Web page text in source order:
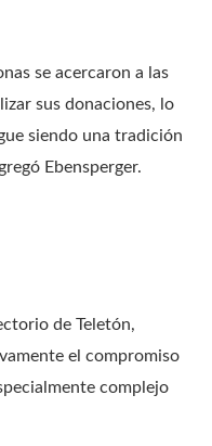
se acercaron a las
sus donaciones, lo
siendo una tradición
Ebensperger.
de Teletón,
el compromiso
complejo